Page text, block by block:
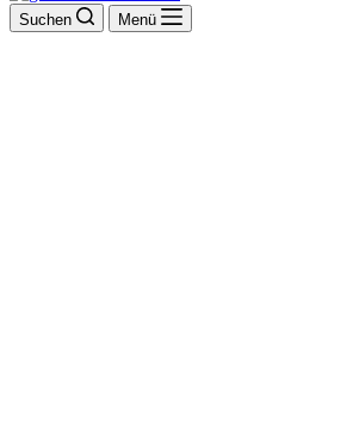
Suchen Menü